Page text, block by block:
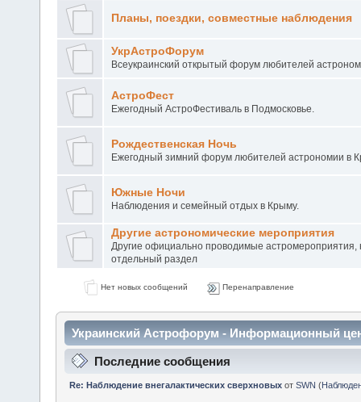
Планы, поездки, совместные наблюдения
УкрАстроФорум
Всеукраинский открытый форум любителей
АстроФест
Ежегодный АстроФестиваль в Подмосковье.
Рождественская Ночь
Ежегодный зимний форум любителей астрономии в
Южные Ночи
Наблюдения и семейный отдых в Крыму.
Другие астрономические мероприятия
Другие официально проводимые
отдельный раздел
Нет новых сообщений Перенаправление
Украинский Астрофорум - Информационный
Последние сообщения
Re: Наблюдение внегалактических сверхновыхот SWN (